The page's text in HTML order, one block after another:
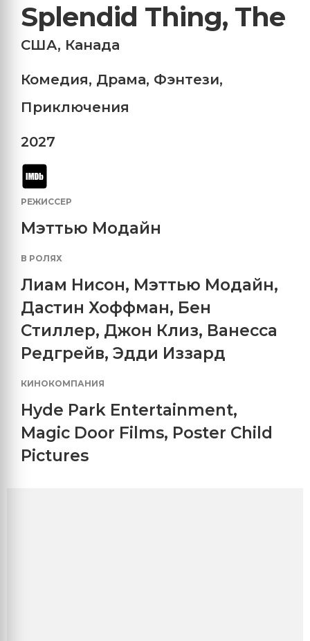
Splendid Thing, The
США, Канада
Комедия, Драма, Фэнтези,
Приключения
2027
РЕЖИССЕР
Мэттью Модайн
В РОЛЯХ
Лиам Нисон, Мэттью Модайн,
Дастин Хоффман, Бен
Стиллер, Джон Клиз, Ванесса
Редгрейв, Эдди Иззард
КИНОКОМПАНИЯ
Hyde Park Entertainment,
Magic Door Films, Poster Child
Pictures